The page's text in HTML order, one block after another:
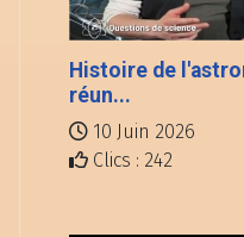
Histoire de
réun...
10 Juin 2026
Clics : 242